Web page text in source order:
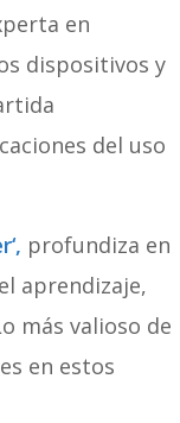
en
dispositivos y
del uso
‘, profundiza en
aprendizaje,
más valioso de
en estos